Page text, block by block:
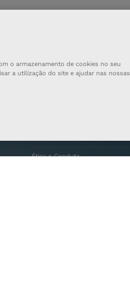
Ética e Conduta
o armazenamento de cookies no seu
a utilização do site e ajudar nas nossas